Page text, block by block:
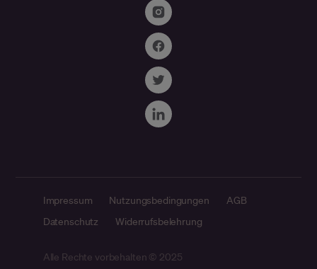
Impressum Nutzungsbedingungen
AGB
Datenschutz
Widerrufsbelehrung
Alle Rechte vorbehalten © 2025